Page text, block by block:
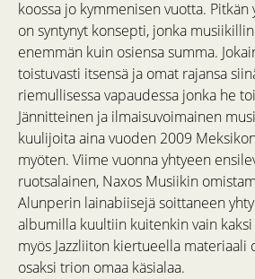
koossa jo kymmenisen vuotta.
on syntynyt konsepti, jonka
enemmän kuin osiensa summa.
toistuvasti itsensä ja omat rajansa
riemullisessa vapaudessa jonka he
Jännitteinen ja ilmaisuvoimainen
kuulijoita aina vuoden 2009
myöten. Viime vuonna yhtyeen
ruotsalainen, Naxos Musiikin
Alunperin lainabiisejä soittaneen
albumilla kuultiin kuitenkin vain kaksi
myös Jazzliiton kiertueella materiaali
osaksi trion omaa käsialaa.